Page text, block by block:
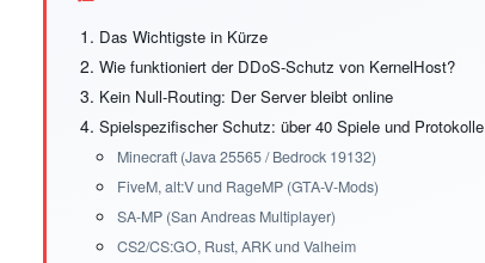
Das Wichtigste in Kürze
Wie funktioniert der DDoS-Schutz von KernelHost?
Kein Null-Routing: Der Server bleibt online
Spielspezifischer Schutz: über 40 Spiele und Protokolle
Minecraft (Java 25565 / Bedrock 19132)
FiveM, alt:V und RageMP (GTA-V-Mods)
SA-MP (San Andreas Multiplayer)
CS2/CS:GO, Rust, ARK und Valheim